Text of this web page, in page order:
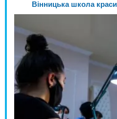
Вінницька школа